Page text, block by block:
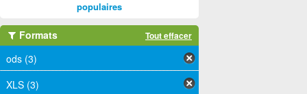
populaires
Formats Tout effacer
ods (3)
XLS (3)